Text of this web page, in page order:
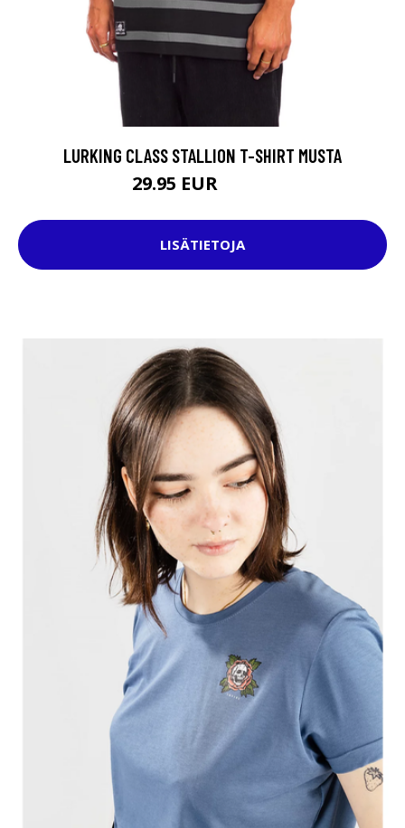
LURKING CLASS STALLION T-SHIRT MUSTA
29.95 EUR
LISÄTIETOJA